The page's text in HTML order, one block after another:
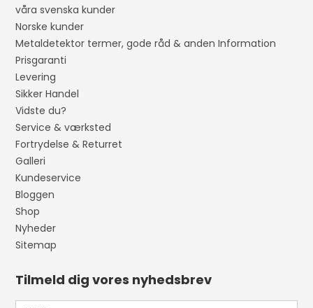
våra svenska kunder
Norske kunder
Metaldetektor termer, gode råd & anden Information
Prisgaranti
Levering
Sikker Handel
Vidste du?
Service & værksted
Fortrydelse & Returret
Galleri
Kundeservice
Bloggen
Shop
Nyheder
Sitemap
Tilmeld dig vores nyhedsbrev